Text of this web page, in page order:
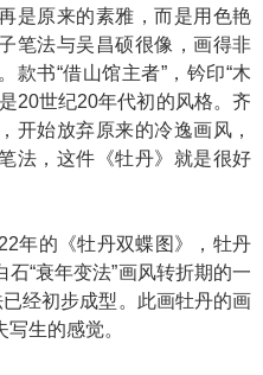
是原来的素雅，而是用色艳
笔法与吴昌硕很像，画得非
款书“借山馆主者”，钤印“木
20世纪20年代初的风格。齐
开始放弃原来的冷逸画风，
法，这件《牡丹》就是很好
的《牡丹双蝶图》，牡丹
“衰年变法”画风转折期的一
经初步成型。此画牡丹的画
生的感觉。